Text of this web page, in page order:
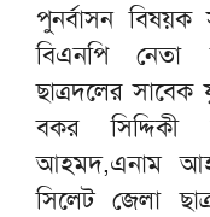
পুনর্বাসন বিষয়ক
বিএনপি
ছাত্রদলের
বকর সিদ্দিকী
আহমদ,এনাম
সিলেট জেলা